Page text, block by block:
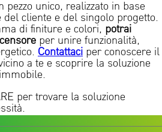
pezzo unico, realizzato in base
del cliente e del singolo progetto.
di finiture e colori, potrai
per unire funzionalità,
Contattaci per conoscere il
a te e scoprire la soluzione
per trovare la soluzione